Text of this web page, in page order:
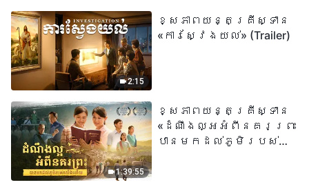
2:15
ខ្សែភាពយន្តគ្រីស្ទាន
«ការស្វែងយល់» (Trailer)
1:39:55
ខ្សែភាពយន្តគ្រីស្ទាន
«ដំណឹងល្អអំពីនគរព្រះ
បានមកដល់​ភូមិរបស់